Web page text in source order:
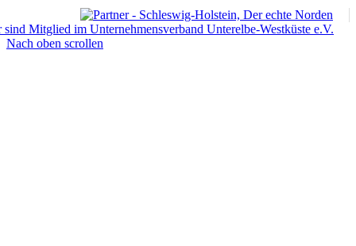
Nach oben scrollen